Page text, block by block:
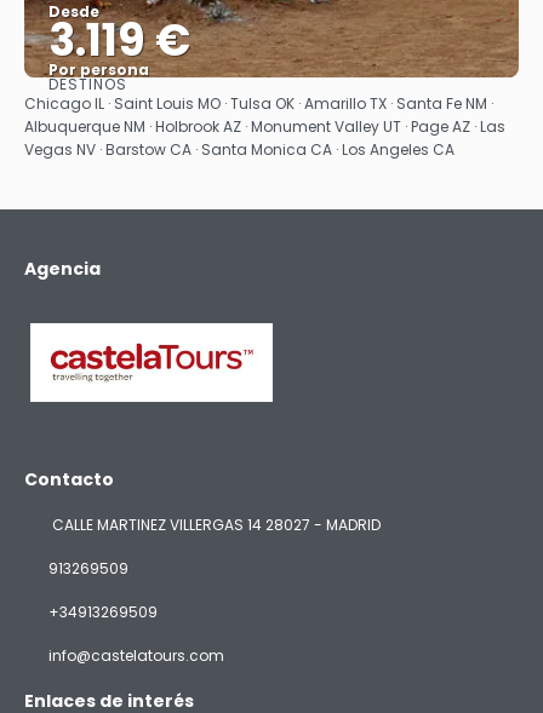
Desde
3.119 €
Por persona
Ver
DESTINOS
Chicago IL · Saint Louis MO · Tulsa OK · Amarillo TX · Santa Fe NM ·
Albuquerque NM · Holbrook AZ · Monument Valley UT · Page AZ · Las
Vegas NV · Barstow CA · Santa Monica CA · Los Angeles CA
Agencia
Contacto
CALLE MARTINEZ VILLERGAS 14 28027 - MADRID
913269509
+34913269509
info@castelatours.com
Enlaces de interés